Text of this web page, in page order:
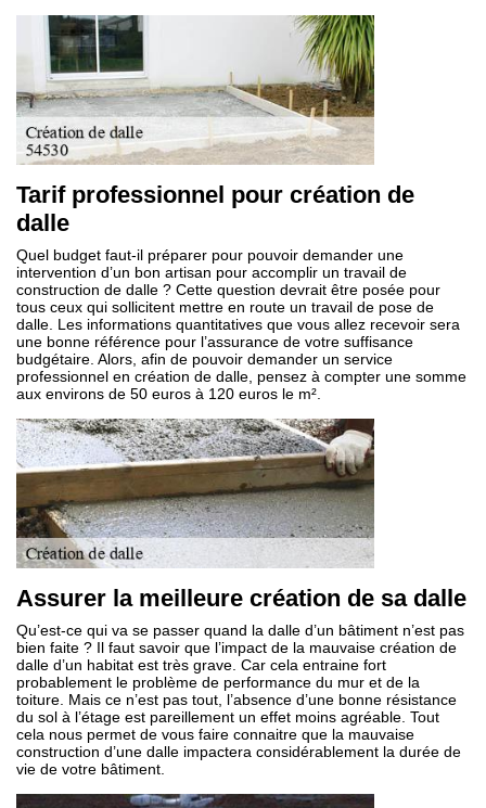
Tarif professionnel pour création de
dalle
Quel budget faut-il préparer pour pouvoir demander une
intervention d’un bon artisan pour accomplir un travail de
construction de dalle ? Cette question devrait être posée pour
tous ceux qui sollicitent mettre en route un travail de pose de
dalle. Les informations quantitatives que vous allez recevoir sera
une bonne référence pour l’assurance de votre suffisance
budgétaire. Alors, afin de pouvoir demander un service
professionnel en création de dalle, pensez à compter une somme
aux environs de 50 euros à 120 euros le m².
Assurer la meilleure création de sa dalle
Qu’est-ce qui va se passer quand la dalle d’un bâtiment n’est pas
bien faite ? Il faut savoir que l’impact de la mauvaise création de
dalle d’un habitat est très grave. Car cela entraine fort
probablement le problème de performance du mur et de la
toiture. Mais ce n’est pas tout, l’absence d’une bonne résistance
du sol à l’étage est pareillement un effet moins agréable. Tout
cela nous permet de vous faire connaitre que la mauvaise
construction d’une dalle impactera considérablement la durée de
vie de votre bâtiment.